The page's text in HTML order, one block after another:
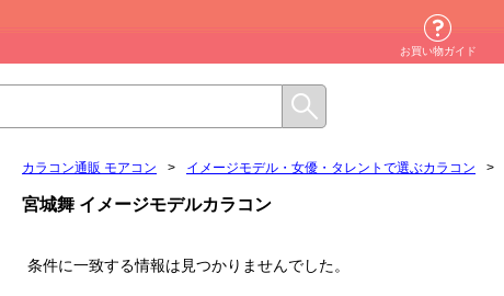
お買い物ガイド
カラコン通販 モアコン > イメージモデル・女優・タレントで選ぶカラコン >
宮城舞 イメージモデルカラコン
条件に一致する情報は見つかりませんでした。